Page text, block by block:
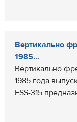
Вертикально
1985...
Вертикально
1985 года
FSS-315